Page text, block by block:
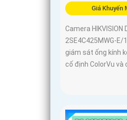
Giá Khuyến
Camera HIKVISION
2SE4C425MWG-E/
giám sát ống kính
cố định ColorVu và